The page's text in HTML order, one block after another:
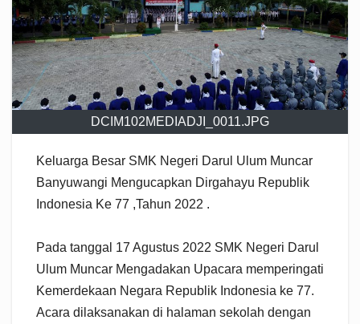
DCIM102MEDIADJI_0011.JPG
Keluarga Besar SMK Negeri Darul Ulum Muncar
Banyuwangi Mengucapkan Dirgahayu Republik
Indonesia Ke 77 ,Tahun 2022 .
Pada tanggal 17 Agustus 2022 SMK Negeri Darul
Ulum Muncar Mengadakan Upacara memperingati
Kemerdekaan Negara Republik Indonesia ke 77.
Acara dilaksanakan di halaman sekolah dengan